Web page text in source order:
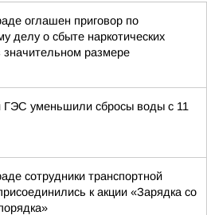
оглашен приговор по
делу о сбыте наркотических
значительном размере
ГЭС уменьшили сбросы воды с 11
сотрудники транспортной
к акции «Зарядка со